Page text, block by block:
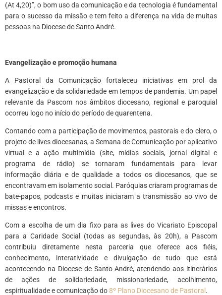
(At 4,20)”, o bom uso da comunicação e da tecnologia é fundamental
para o sucesso da missão e tem feito a diferença na vida de muitas
pessoas na Diocese de Santo André.
Evangelização e promoção humana
A Pastoral da Comunicação fortaleceu iniciativas em prol da
evangelização e da solidariedade em tempos de pandemia. Um papel
relevante da Pascom nos âmbitos diocesano, regional e paroquial
ocorreu logo no início do período de quarentena.
Contando com a participação de movimentos, pastorais e do clero, o
projeto de lives diocesanas, a Semana de Comunicação por aplicativo
virtual e a ação multimídia (site, mídias sociais, jornal digital e
programa de rádio) se tornaram fundamentais para levar
informação diária e de qualidade a todos os diocesanos, que se
encontravam em isolamento social. Paróquias criaram programas de
bate-papos, podcasts e muitas iniciaram a transmissão ao vivo de
missas e encontros.
Com a escolha de um dia fixo para as lives do Vicariato Episcopal
para a Caridade Social (todas as segundas, às 20h), a Pascom
contribuiu diretamente nesta parceria que oferece aos fiéis,
conhecimento, interatividade e divulgação de tudo que está
acontecendo na Diocese de Santo André, atendendo aos itinerários
de ações de solidariedade, missionariedade, acolhimento,
espiritualidade e comunicação do 8º Plano Diocesano de Pastoral .